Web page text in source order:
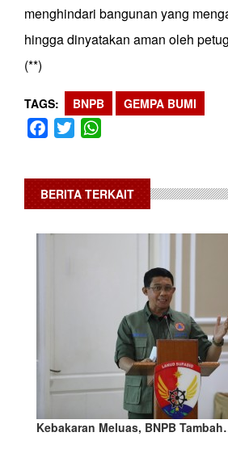
menghindari bangunan yang
hingga dinyatakan aman oleh
(**)
TAGS BNPB GEMPA BUMI
Facebook
Twitter
BERITA TERKAIT
Kebakaran Meluas, BNPB